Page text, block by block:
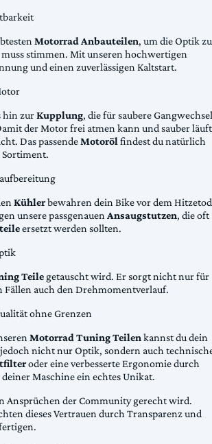
Motorrad Anbauteilen, um die Optik zu
stimmen. Mit unseren hochwertigen
und einen zuverlässigen Kaltstart.
hin zurKupplung, die für saubere Gangwechsel
der Motor frei atmen kann und sauber
Das passendeMotorölfindest du natürlich
Sortiment.
Kühlerbewahren dein Bike vor dem
unsere passgenauenAnsaugstutzen, die oft
ersetzt werden sollten.
Teile getauscht wird. Er sorgt nicht nur für
auch den Drehmomentverlauf.
ohne Grenzen
Motorrad Tuning Teilenkannst du dein
nicht nur Optik, sondern auch
oder eine verbesserte Ergonomie durch
Maschine ein echtes Unikat.
Ansprüchen der Community gerecht wird.
dieses Vertrauen durch Transparenz und